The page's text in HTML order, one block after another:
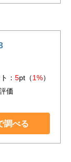
： 5pt（1%）
価
調べる